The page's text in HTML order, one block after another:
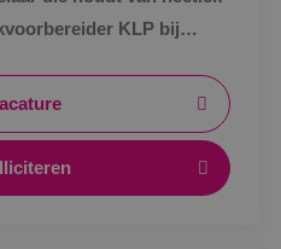
KLP bij